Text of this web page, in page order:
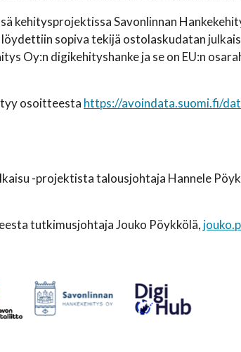
kehitysprojektissa Savonlinnan
sopiva tekijä ostolaskudatan
Oy:n digikehityshanke ja se on EU:n
osoitteesta https://avoindata.suomi.fi/
-projektista talousjohtaja Hannele
tutkimusjohtaja Jouko Pöykkölä,